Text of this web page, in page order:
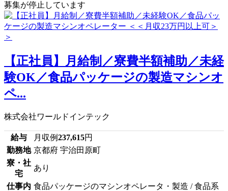
募集が停止しています
【正社員】月給制／寮費半額補助／未経
験OK／食品パッケージの製造マシンオ
ペ...
株式会社ワールドインテック
給与 月収例237,615円
勤務地 京都府 宇治田原町
寮・社
宅
あり
仕事内 食品パッケージのマシンオペレータ・製造 / 食品系